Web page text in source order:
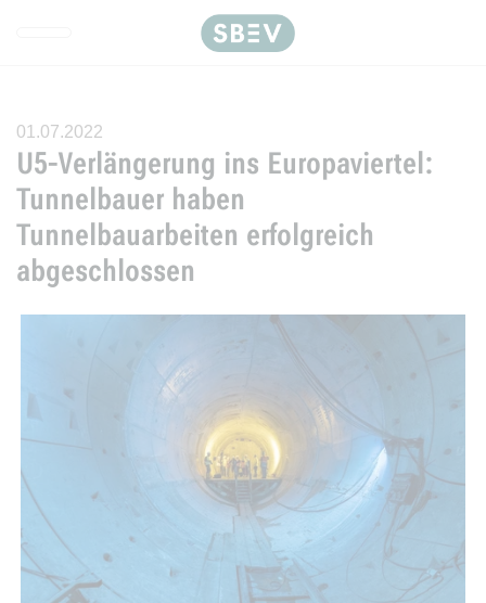
Direkt zur Hauptnavigation
Direkt zum Inhalt springen
Webseiten-Barriere melden
01.07.2022
U5-Verlängerung ins Europaviertel:
Tunnelbauer haben
Tunnelbauarbeiten erfolgreich
abgeschlossen